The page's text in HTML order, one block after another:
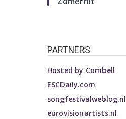
PARTNERS
Hosted by Combell
ESCDaily.com
songfestivalweblog.nl
eurovisionartists.nl